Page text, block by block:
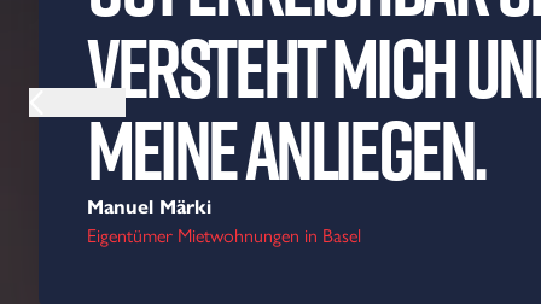
versteht mich
meine Anliegen.
Manuel Märki
Eigentümer Mietwohnungen in Basel